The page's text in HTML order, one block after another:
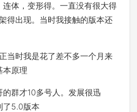
体，变形得。一直没有很大得
得出现。当时我接触的版本还
当时我是花了差不多一个月来
本原理
群才10多号人。发展很迅
了5.0版本